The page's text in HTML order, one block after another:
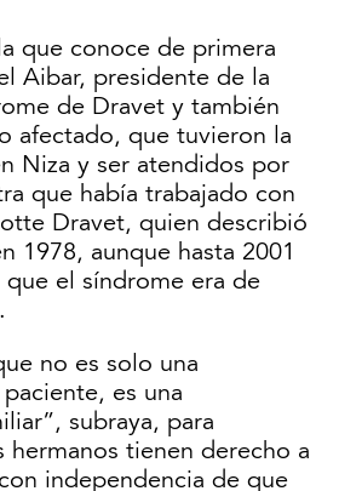
que conoce de primera
Aibar, presidente de la
de Dravet y también
afectado, que tuvieron la
Niza y ser atendidos por
que había trabajado con
Dravet, quien describió
1978, aunque hasta 2001
el síndrome era de
no es solo una
es una
subraya, para
hermanos tienen derecho a
independencia de que